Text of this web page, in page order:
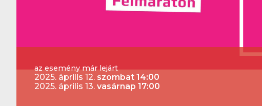
az esemény már lejárt
2025. április 12. szombat 14:00
2025. április 13. vasárnap 17:00